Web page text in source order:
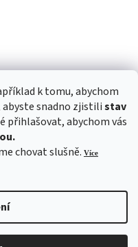
k tomu, abychom
abyste snadno zjistilistav
přihlašovat, abychom vás
chovat slušně. Více